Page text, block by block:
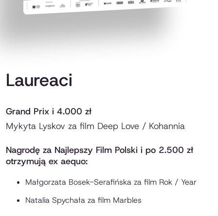
Laureaci
Grand Prix i 4.000 zł
Mykyta Lyskov za film Deep Love / Kohannia
Nagrodę za Najlepszy Film Polski i po 2.500 zł
otrzymują ex aequo:
Małgorzata Bosek-Serafińska za film Rok / Year
Natalia Spychała za film Marbles